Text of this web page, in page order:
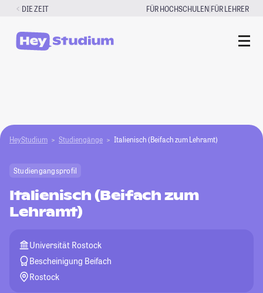
Zum
springen
DIE ZEIT FÜR HOCHSCHULEN|FÜR LEHRER
HeyStudium Studiengänge Italienisch (Beifach zum Lehramt)
Studiengangsprofil
Italienisch (Beifach zum
Lehramt)
Universität Rostock
Bescheinigung Beifach
Rostock